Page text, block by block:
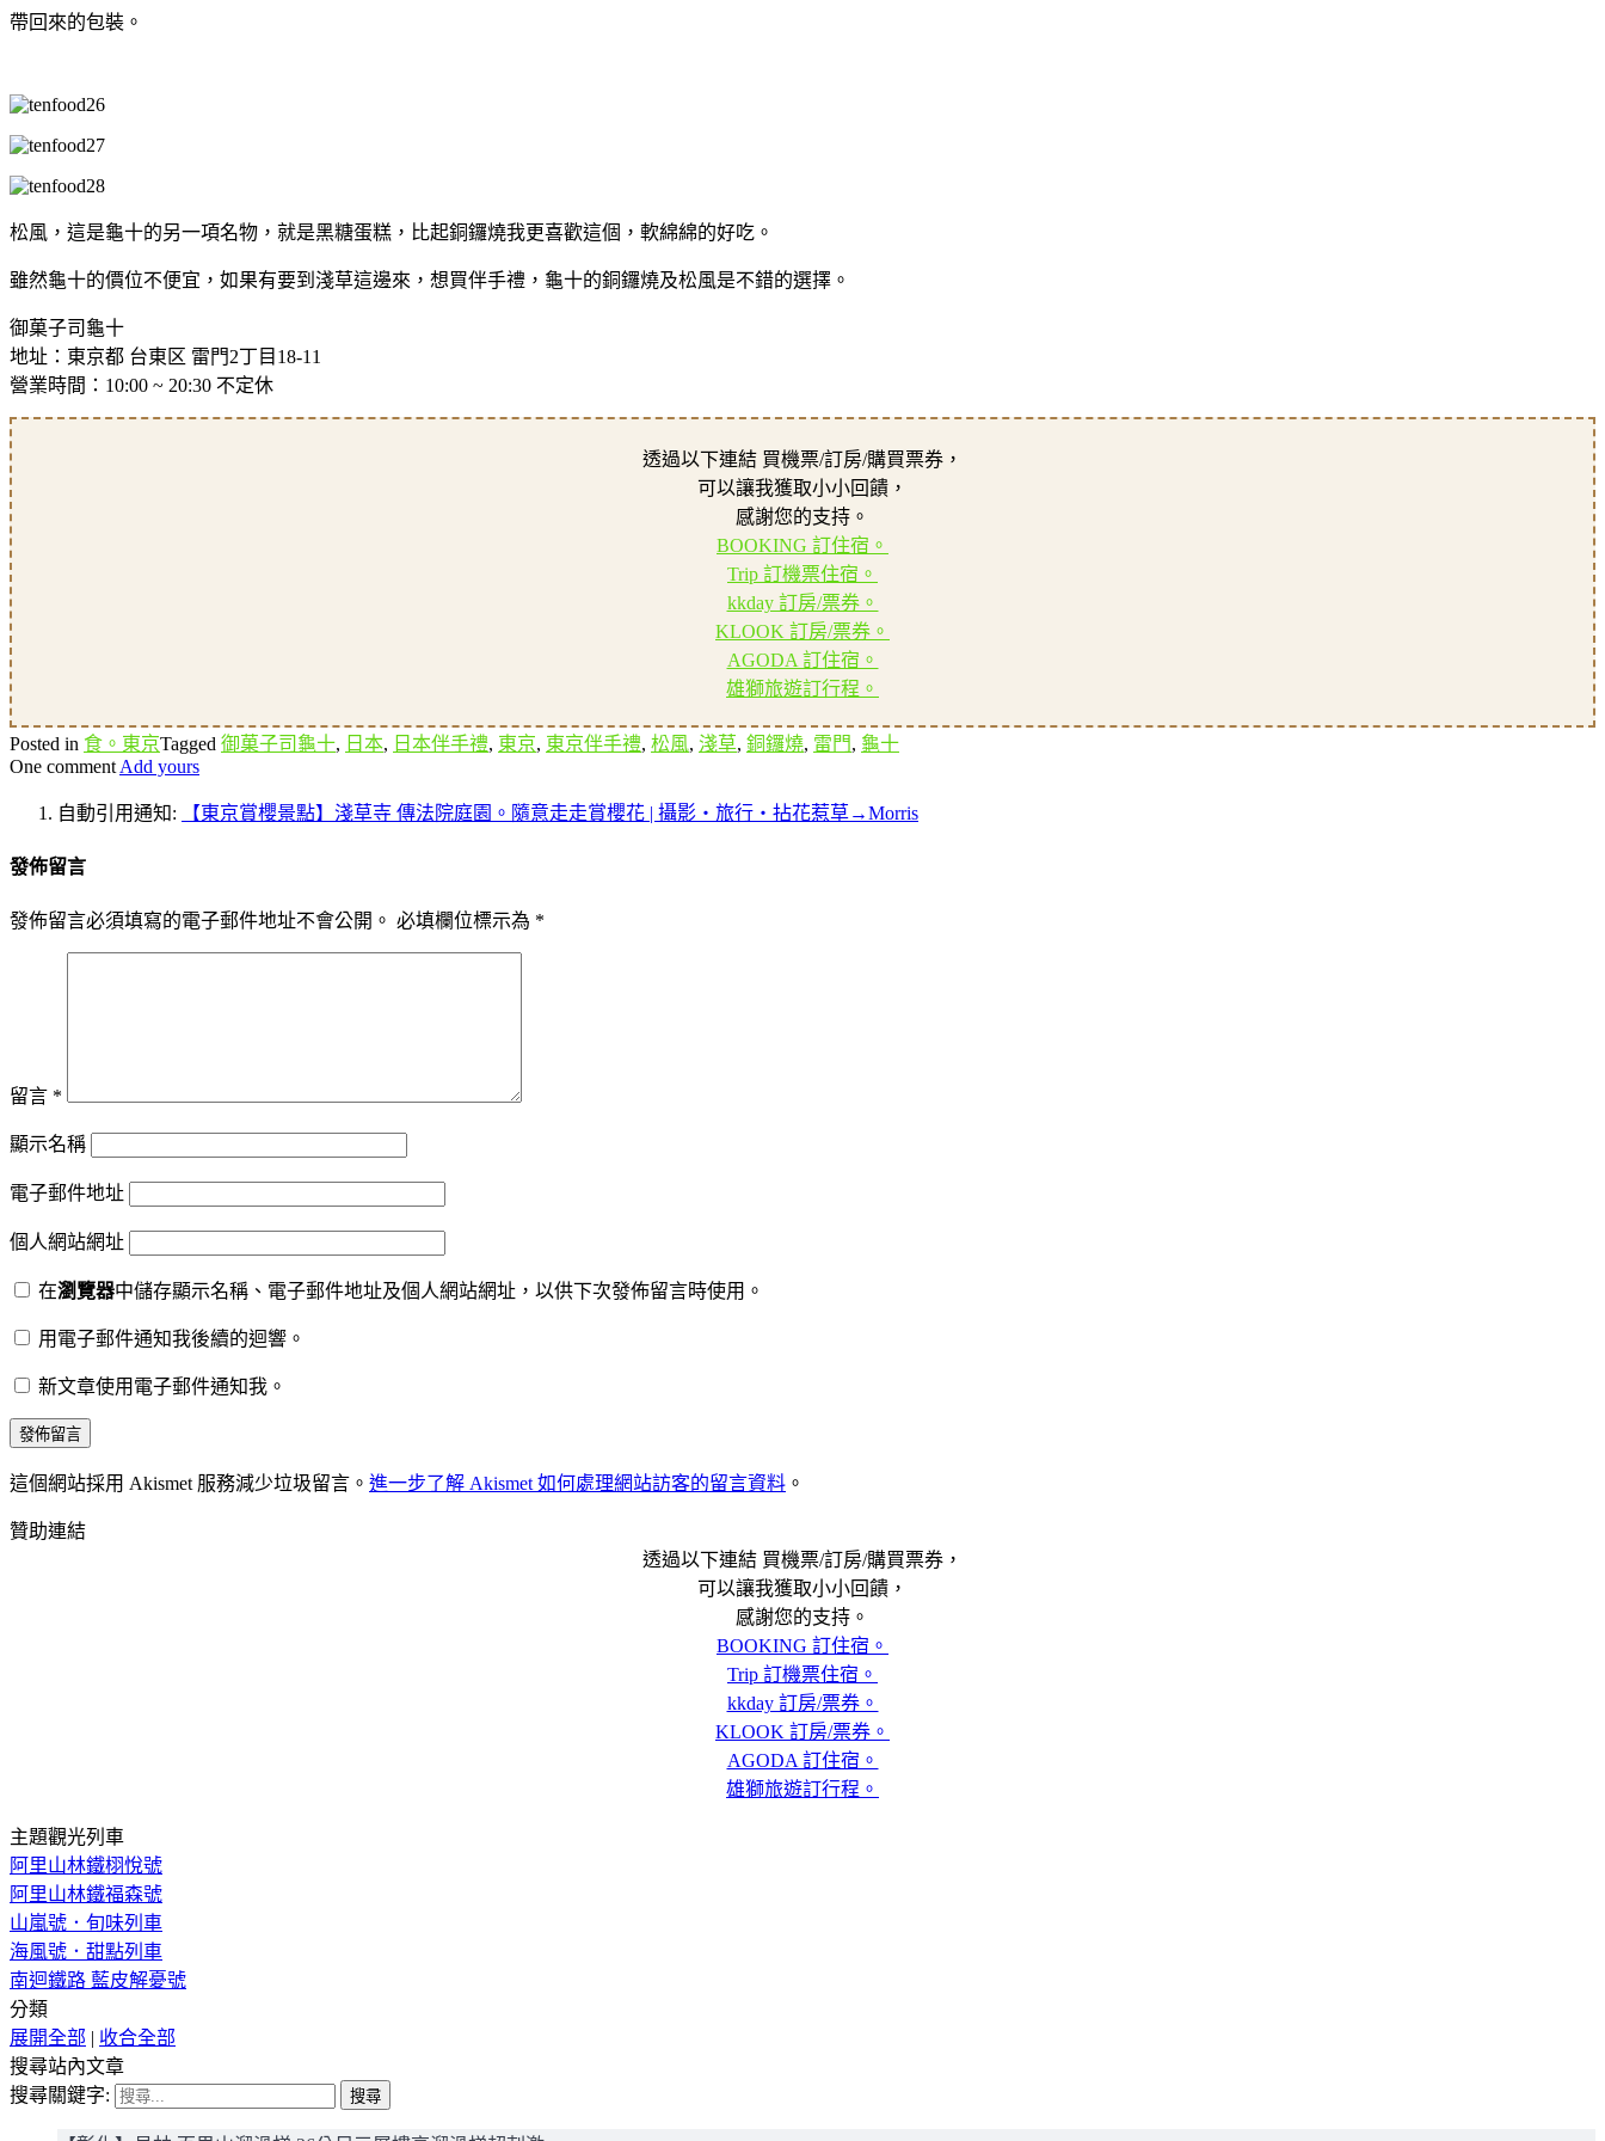
帶回來的包裝。
松風，這是龜十的另一項名物，就是黑糖蛋糕，比起銅鑼燒我更喜歡這個，軟綿綿的好吃。
雖然龜十的價位不便宜，如果有要到淺草這邊來，想買伴手禮，龜十的銅鑼燒及松風是不錯的選擇。
御菓子司龜十
地址：東京都 台東区 雷門2丁目18-11
營業時間：10:00 ~ 20:30 不定休
透過以下連結 買機票/訂房/購買票券，
可以讓我獲取小小回饋，
感謝您的支持。
BOOKING 訂住宿。
Trip 訂機票住宿。
kkday 訂房/票券。
KLOOK 訂房/票券。
AGODA 訂住宿。
雄獅旅遊訂行程。
Posted in 食。東京Tagged 御菓子司龜十, 日本, 日本伴手禮, 東京, 東京伴手禮, 松風, 淺草, 銅鑼燒, 雷門, 龜十
One comment Add yours
自動引用通知: 【東京賞櫻景點】淺草寺 傳法院庭園。隨意走走賞櫻花 | 攝影‧旅行‧拈花惹草→Morris
發佈留言
發佈留言必須填寫的電子郵件地址不會公開。 必填欄位標示為 *
留言 *
顯示名稱
電子郵件地址
個人網站網址
在瀏覽器中儲存顯示名稱、電子郵件地址及個人網站網址，以供下次發佈留言時使用。
用電子郵件通知我後續的迴響。
新文章使用電子郵件通知我。
這個網站採用 Akismet 服務減少垃圾留言。 進一步了解 Akismet 如何處理網站訪客的留言資料 。
贊助連結
透過以下連結 買機票/訂房/購買票券，
可以讓我獲取小小回饋，
感謝您的支持。
BOOKING 訂住宿。
Trip 訂機票住宿。
kkday 訂房/票券。
KLOOK 訂房/票券。
AGODA 訂住宿。
雄獅旅遊訂行程。
主題觀光列車
阿里山林鐵栩悅號
阿里山林鐵福森號
山嵐號．旬味列車
海風號．甜點列車
南迴鐵路 藍皮解憂號
分類
展開全部 | 收合全部
搜尋站內文章
搜尋關鍵字: